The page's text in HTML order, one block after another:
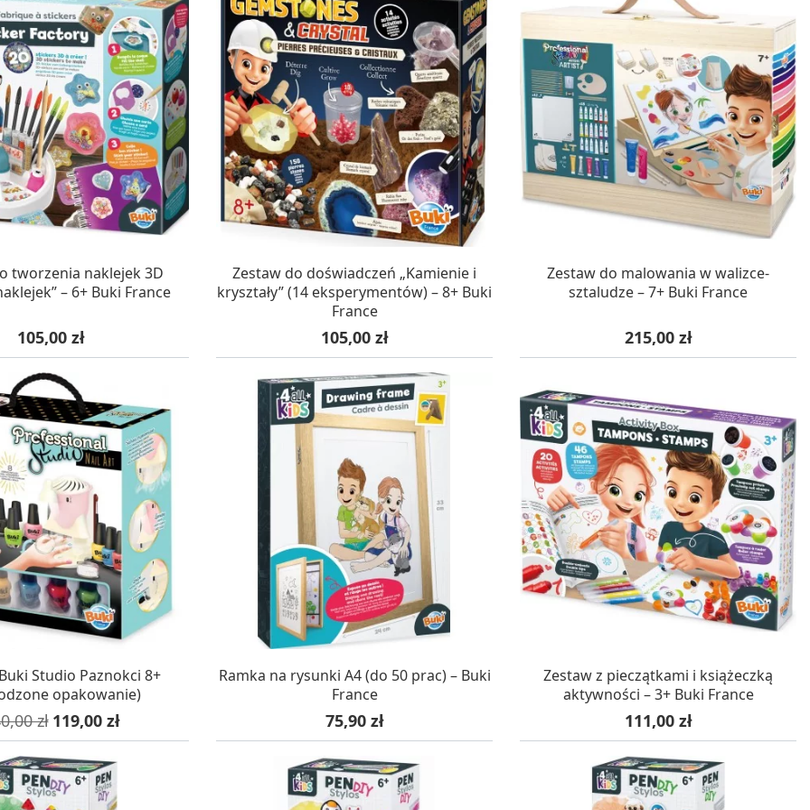
DOSTAWA 24H
tworzenia naklejek 3D
– 6+ Buki France
Cena
105,00 zł
W MAGAZYNIE, DOSTAWA 24H
Zestaw do doświadczeń „Kamienie i
kryształy” (14 eksperymentów) – 8+ Buki
France
Cena
105,00 zł
W MAGAZYNIE, DOSTAWA 24H
Zestaw do malowania w walizce-
sztaludze – 7+ Buki France
Cena
215,00 zł
DOSTAWA 24H
Studio Paznokci 8+
opakowanie)
podstawowa
zł Cena
119,00 zł
W MAGAZYNIE, DOSTAWA 24H
Ramka na rysunki A4 (do 50 prac) – Buki
France
Cena
75,90 zł
W MAGAZYNIE, DOSTAWA 24H
Zestaw z pieczątkami i książeczką
aktywności – 3+ Buki France
Cena
111,00 zł